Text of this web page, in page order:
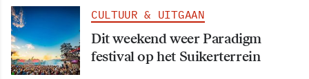
CULTUUR & UITGAAN
Dit weekend weer Paradigm
festival op het Suikerterrein